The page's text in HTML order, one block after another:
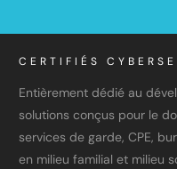
CERTIFIÉS
Entièrement dédié au
solutions conçus pour le
services de garde, CPE,
en milieu familial et milieu